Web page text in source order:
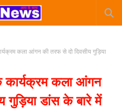
कला आंगन की तरफ से दो दिवसीय गुड़िया
कार्यक्रम कला आंगन
गुड़िया डांस के बारे में